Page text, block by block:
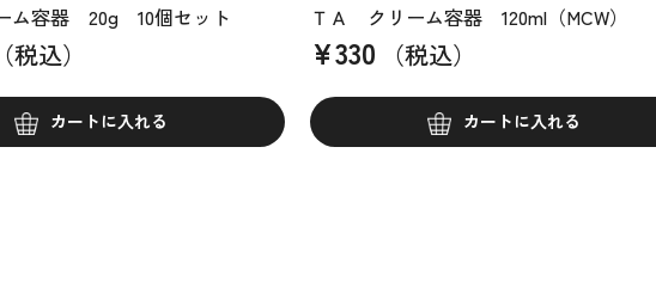
ム容器 20g 10個セット
（税込）
カートに入れる
ＴＡ クリーム容器 120ml（MCW）
¥330 （税込）
カートに入れる